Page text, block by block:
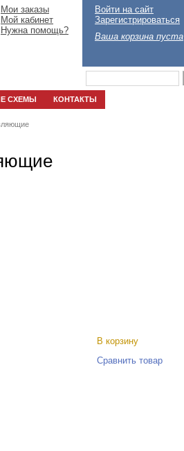
СХЕМЫ КОНТАКТЫ
Мои заказы
Мой кабинет
Нужна помощь?
Войти на сайт
Зарегистрироваться
Ваша корзина пуста
В корзину
Сравнить товар